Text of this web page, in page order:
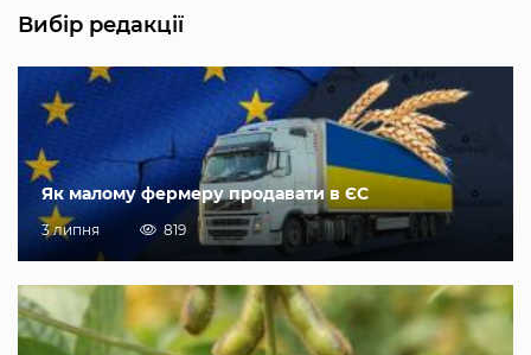
Вибір редакції
Як малому фермеру продавати в ЄС
3 липня 819